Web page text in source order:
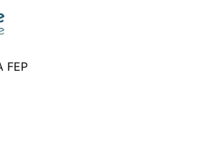
FEP
pour lancer la recherche